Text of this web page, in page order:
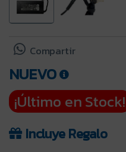
Compartir
NUEVO
¡Último en Stock!
Incluye Regalo